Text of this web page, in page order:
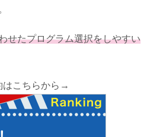
せたプログラム選択をしやすい
はこちらから→